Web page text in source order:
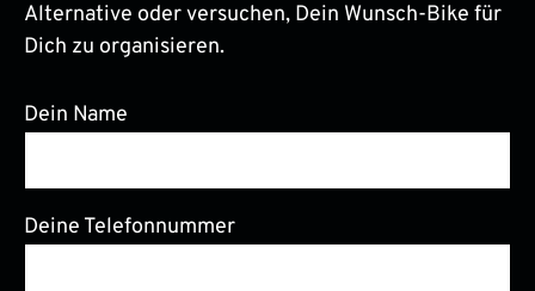
Alternative oder versuchen, Dein Wunsch-Bike für
Dich zu organisieren.
Dein Name
Deine Telefonnummer